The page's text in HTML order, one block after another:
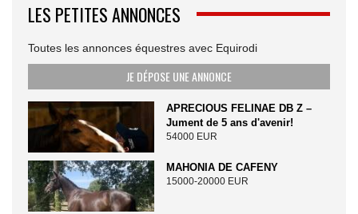
LES PETITES ANNONCES
Toutes les annonces équestres avec Equirodi
JE DÉPOSE UNE ANNONCE
APRECIOUS FELINAE DB Z –
Jument de 5 ans d'avenir!
54000 EUR
MAHONIA DE CAFENY
15000-20000 EUR